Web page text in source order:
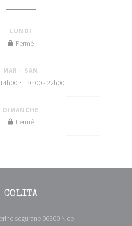
LUNDI
Fermé
MAR - SAM
• 19h00 - 22h00
DIMANCHE
Fermé
COLITA
segurane 06300 Nice((ouvre une